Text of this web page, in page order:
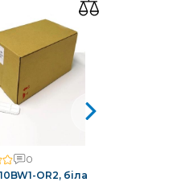
0
OR2, біла